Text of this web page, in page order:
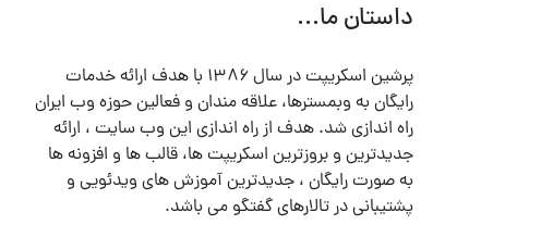
داستان ما...
پرشین اسکریپت در سال ۱۳۸۶ با هدف ارائه خدمات
رایگان به وبمسترها، علاقه مندان و فعالین حوزه وب ایران
راه اندازی شد. هدف از راه اندازی این وب سایت ، ارائه
جدیدترین و بروزترین اسکریپت ها، قالب ها و افزونه ها
به صورت رایگان ، جدیدترین آموزش های ویدئویی و
پشتیبانی در تالارهای گفتگو می باشد.